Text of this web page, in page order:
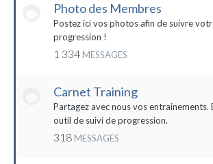
Photo des Membres
Postez ici vos photos afin de suivre
progression !
1 334 MESSAGES
Carnet Training
Partagez avec nous vos entrainements.
outil de suivi de progression.
318 MESSAGES